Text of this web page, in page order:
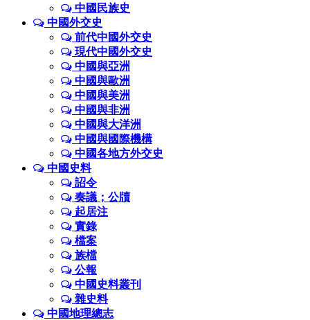
中國民族史
中國外交史
前代中國外交史
現代中國外交史
中國與亞洲
中國與歐洲
中國與美洲
中國與非洲
中國與大洋洲
中國與國際機構
中國各地方外交史
中國史料
詔令
奏議；公牘
起居注
實錄
檔案
族檔
公報
中國史料叢刊
雜史料
中國地理總志